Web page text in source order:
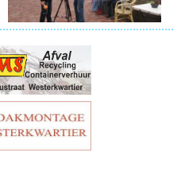
Horeca & Uitgaan
Vervoer, Auto's & Fietsen
Wonen & Interieur
On-line bestellen in Zuidhorn